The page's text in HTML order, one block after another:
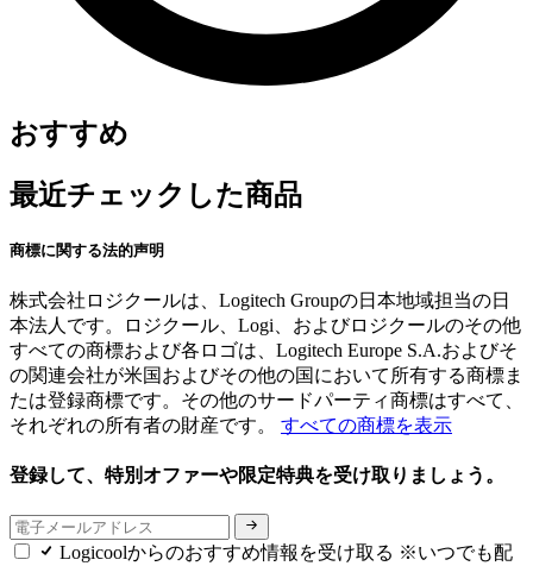
おすすめ
最近チェックした商品
商標に関する法的声明
株式会社ロジクールは、Logitech Groupの日本地域担当の日
本法人です。ロジクール、Logi、およびロジクールのその他
すべての商標および各ロゴは、Logitech Europe S.A.およびそ
の関連会社が米国およびその他の国において所有する商標ま
たは登録商標です。その他のサードパーティ商標はすべて、
それぞれの所有者の財産です。 すべての商標を表示
登録して、特別オファーや限定特典を受け取りましょう。
Logicoolからのおすすめ情報を受け取る ※いつでも配